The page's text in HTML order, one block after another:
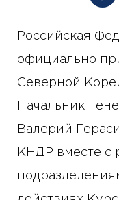
Российская
официально
Северной
Начальник
Валерий
КНДР вместе с